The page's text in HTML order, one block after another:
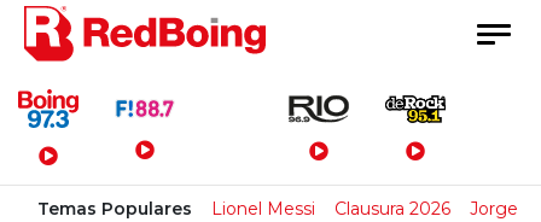
Menú Principal
Temas Populares Lionel Messi Clausura 2026 Jorge